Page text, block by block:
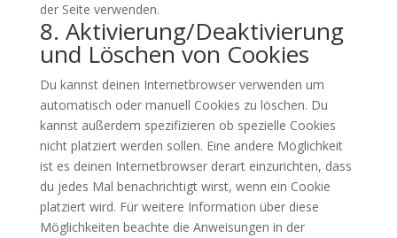
der Seite verwenden.
8. Aktivierung/Deaktivierung
und Löschen von Cookies
Du kannst deinen Internetbrowser verwenden um
automatisch oder manuell Cookies zu löschen. Du
kannst außerdem spezifizieren ob spezielle Cookies
nicht platziert werden sollen. Eine andere Möglichkeit
ist es deinen Internetbrowser derart einzurichten, dass
du jedes Mal benachrichtigt wirst, wenn ein Cookie
platziert wird. Für weitere Information über diese
Möglichkeiten beachte die Anweisungen in der